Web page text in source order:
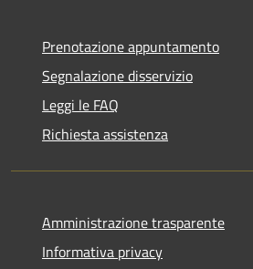
Prenotazione appuntamento
Segnalazione disservizio
Leggi le FAQ
Richiesta assistenza
Amministrazione trasparente
Informativa privacy